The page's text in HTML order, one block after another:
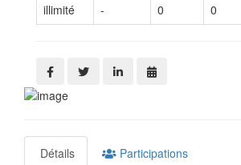
illimité
- 0 0
Détails Participations